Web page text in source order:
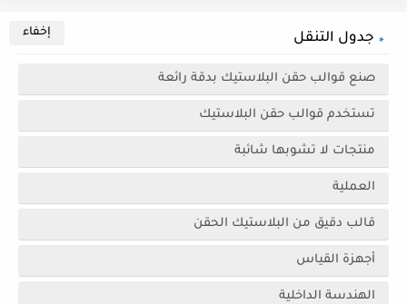
جدول التنقل
صنع قوالب حقن البلاستيك بدقة رائعة
تستخدم قوالب حقن البلاستيك
منتجات لا تشوبها شائبة
العملية
قالب دقيق من البلاستيك الحقن
أجهزة القياس
الهندسة الداخلية